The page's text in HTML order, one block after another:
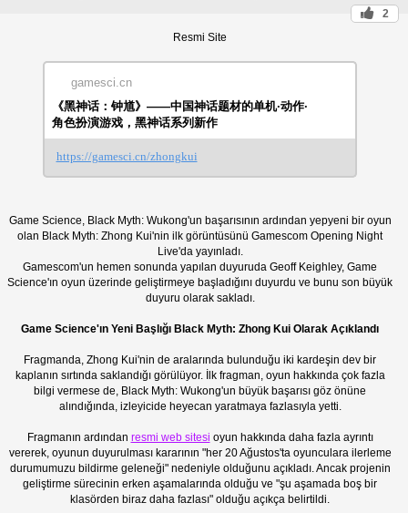
2
Resmi Site
gamesci.cn
《黑神话：钟馗》——中国神话题材的单机·动作·
角色扮演游戏，黑神话系列新作
https://gamesci.cn/zhongkui
Game Science, Black Myth: Wukong'un başarısının ardından yepyeni bir oyun
olan Black Myth: Zhong Kui'nin ilk görüntüsünü Gamescom Opening Night
Live'da yayınladı.
Gamescom'un hemen sonunda yapılan duyuruda Geoff Keighley, Game
Science'ın oyun üzerinde geliştirmeye başladığını duyurdu ve bunu son büyük
duyuru olarak sakladı.
Game Science'ın Yeni Başlığı Black Myth: Zhong Kui Olarak Açıklandı
Fragmanda, Zhong Kui'nin de aralarında bulunduğu iki kardeşin dev bir
kaplanın sırtında saklandığı görülüyor. İlk fragman, oyun hakkında çok fazla
bilgi vermese de, Black Myth: Wukong'un büyük başarısı göz önüne
alındığında, izleyicide heyecan yaratmaya fazlasıyla yetti.
Fragmanın ardından resmi web sitesi oyun hakkında daha fazla ayrıntı
vererek, oyunun duyurulması kararının "her 20 Ağustos'ta oyunculara ilerleme
durumumuzu bildirme geleneği" nedeniyle olduğunu açıkladı. Ancak projenin
geliştirme sürecinin erken aşamalarında olduğu ve "şu aşamada boş bir
klasörden biraz daha fazlası" olduğu açıkça belirtildi.